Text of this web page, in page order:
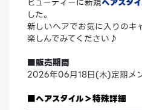
した。
新しいヘアでお気に入りのキ
楽しんでみてください♪
■販売期間
2026年06月18日(木)定期メ
■ヘアスタイル＞特殊詳細